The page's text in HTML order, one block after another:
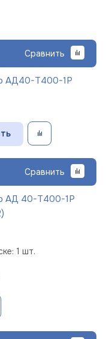
Сравнить
АД40-Т400-1Р
Сравнить
АД 40-Т400-1Р
1 шт.